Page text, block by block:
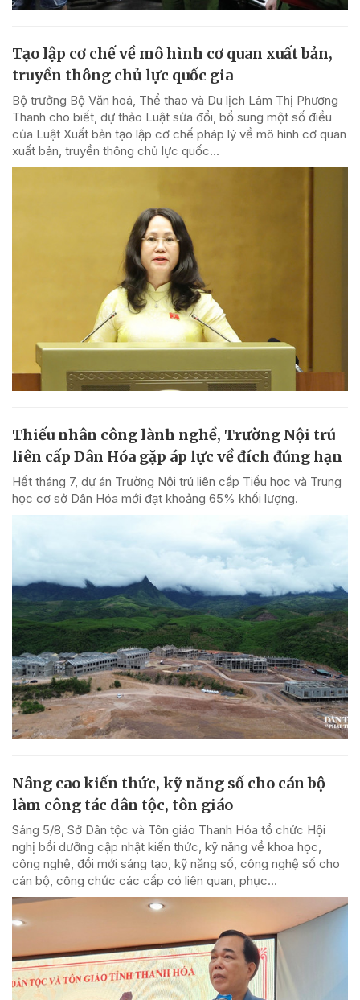
Tạo lập cơ chế về mô hình cơ quan xuất bản,
truyền thông chủ lực quốc gia
Bộ trưởng Bộ Văn hoá, Thể thao và Du lịch Lâm Thị Phương
Thanh cho biết, dự thảo Luật sửa đổi, bổ sung một số điều
của Luật Xuất bản tạo lập cơ chế pháp lý về mô hình cơ quan
xuất bản, truyền thông chủ lực quốc...
Thiếu nhân công lành nghề, Trường Nội trú
liên cấp Dân Hóa gặp áp lực về đích đúng hạn
Hết tháng 7, dự án Trường Nội trú liên cấp Tiểu học và Trung
học cơ sở Dân Hóa mới đạt khoảng 65% khối lượng.
Nâng cao kiến thức, kỹ năng số cho cán bộ
làm công tác dân tộc, tôn giáo
Sáng 5/8, Sở Dân tộc và Tôn giáo Thanh Hóa tổ chức Hội
nghị bồi dưỡng cập nhật kiến thức, kỹ năng về khoa học,
công nghệ, đổi mới sáng tạo, kỹ năng số, công nghệ số cho
cán bộ, công chức các cấp có liên quan, phục...